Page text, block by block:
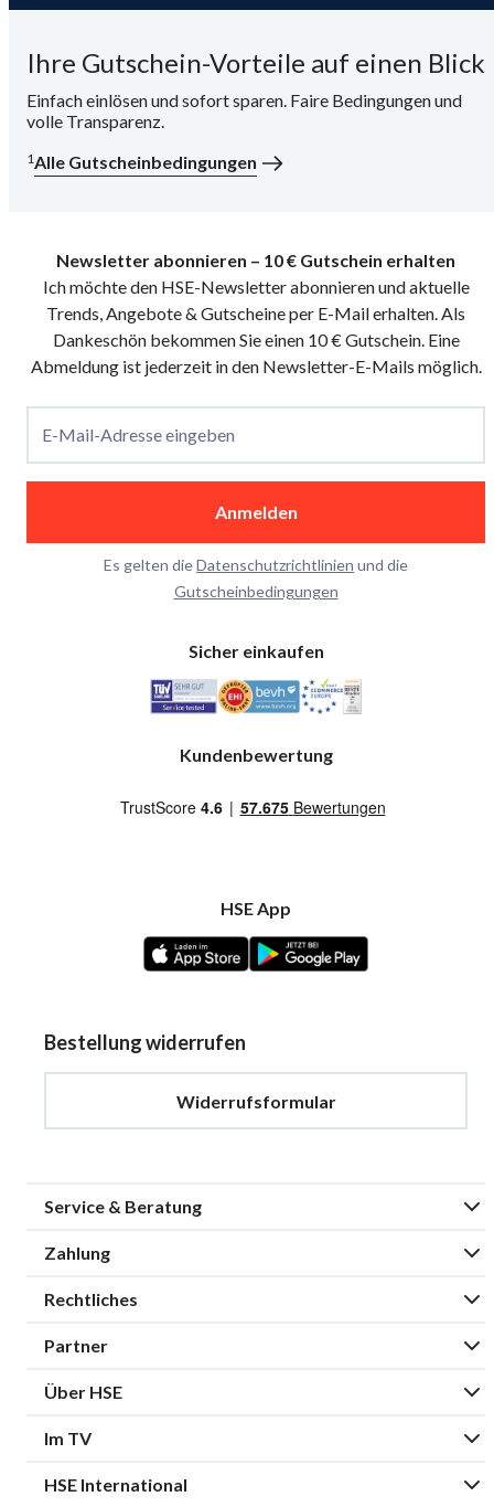
Ihre Gutschein-Vorteile auf einen Blick
Einfach einlösen und sofort sparen. Faire Bedingungen und
volle Transparenz.
1Alle Gutscheinbedingungen
Newsletter abonnieren – 10 € Gutschein erhalten
Ich möchte den HSE-Newsletter abonnieren und aktuelle
Trends, Angebote & Gutscheine per E-Mail erhalten. Als
Dankeschön bekommen Sie einen 10 € Gutschein. Eine
Abmeldung ist jederzeit in den Newsletter-E-Mails möglich.
E-Mail-Adresse eingeben
Anmelden
Es gelten dieDatenschutzrichtlinien und die
Gutscheinbedingungen
Sicher einkaufen
Kundenbewertung
HSE App
Bestellung widerrufen
Widerrufsformular
Service & Beratung
Zahlung
Rechtliches
Partner
Über HSE
Im TV
HSE International